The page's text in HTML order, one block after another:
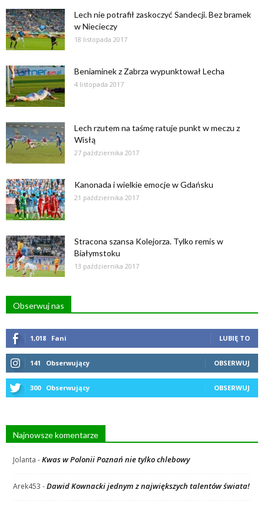
Lech nie potrafił zaskoczyć Sandecji. Bez bramek
w Niecieczy
18 listopada 2017
Beniaminek z Zabrza wypunktował Lecha
4 listopada 2017
Lech rzutem na taśmę ratuje punkt w meczu z
Wisłą
27 października 2017
Kanonada i wielkie emocje w Gdańsku
21 października 2017
Stracona szansa Kolejorza. Tylko remis w
Białymstoku
13 października 2017
Obserwuj nas
1,018 Fani LUBIĘ TO
141 Obserwujący OBSERWUJ
300 Obserwujący OBSERWUJ
Najnowsze komentarze
Jolanta -Kwas w Polonii Poznań nie tylko chlebowy
Arek453 -Dawid Kownacki jednym z największych talentów świata!